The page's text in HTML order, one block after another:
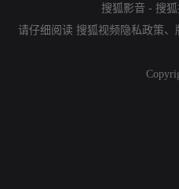
搜狐影音 - 搜
请仔细阅读 搜狐视频隐私政策、